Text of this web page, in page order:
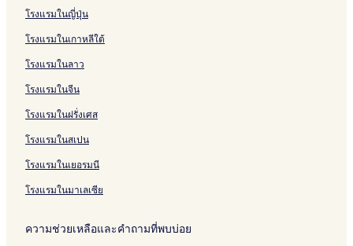
a
i
n
g
m
a
h
i
a
n
M
i
n
g
M
a
e
s
i
d
n
e
C
h
i
a
n
a
e
l
e
s
o
r
o
t
e
l
h
a
n
g
M
a
i
i
a
n
g
a
T
h
a
P
h
a
B
o
u
t
q
e
&
B
u
d
g
H
s
a
i
N
m
a
n
C
h
i
a
M
E
N
G
H
t
l
d
N
i
m
a
P
r
e
m
i
e
o
a
n
C
o
c
p
t
u
a
l
H
e
f
a
n
R
c
&
R
i
v
e
r
s
E
m
p
r
s
H
o
t
e
l
C
a
a
n
g
d
e
P
l
a
c
e
b
i
s
C
i
n
g
M
a
i
N
m
โรงแรมในญี่ปุ่น
โรงแรมในเกาหลีใต้
โรงแรมในลาว
โรงแรมในจีน
โรงแรมในฝรั่งเศส
โรงแรมในสเปน
โรงแรมในเยอรมนี
โรงแรมในมาเลเซีย
ความช่วยเหลือและคำถามที่พบบ่อย